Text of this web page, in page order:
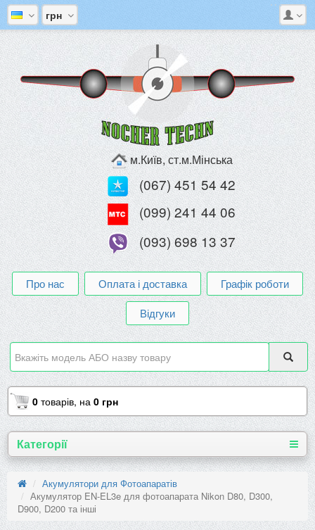
грн
м.Київ, ст.м.Мінська
(067) 451 54 42
(099) 241 44 06
(093) 698 13 37
Про нас Оплата і доставка
Графік роботи
Відгуки
0 товарів, на 0 грн
Категорії
Акумулятори для Фотоапаратів
Акумулятор EN-EL3e для фотоапарата Nikon D80, D300,
D900, D200 та інші